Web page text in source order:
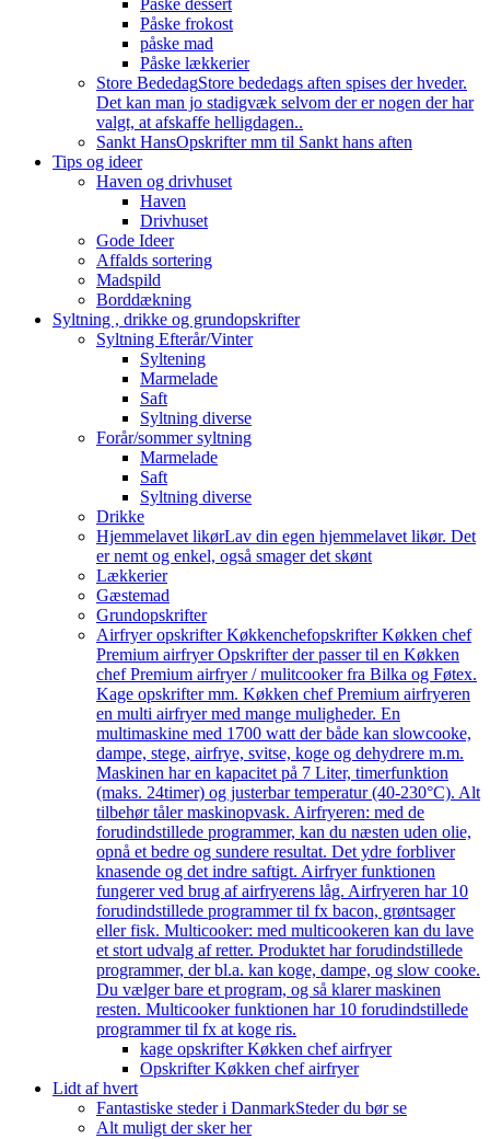
Påske dessert
Påske frokost
påske mad
Påske lækkerier
Store BededagStore bededags aften spises der hveder.
Det kan man jo stadigvæk selvom der er nogen der har
valgt, at afskaffe helligdagen..
Sankt HansOpskrifter mm til Sankt hans aften
Tips og ideer
Haven og drivhuset
Haven
Drivhuset
Gode Ideer
Affalds sortering
Madspild
Borddækning
Syltning , drikke og grundopskrifter
Syltning Efterår/Vinter
Syltening
Marmelade
Saft
Syltning diverse
Forår/sommer syltning
Marmelade
Saft
Syltning diverse
Drikke
Hjemmelavet likørLav din egen hjemmelavet likør. Det
er nemt og enkel, også smager det skønt
Lækkerier
Gæstemad
Grundopskrifter
Airfryer opskrifter Køkkenchefopskrifter Køkken chef
Premium airfryer Opskrifter der passer til en Køkken
chef Premium airfryer / mulitcooker fra Bilka og Føtex.
Kage opskrifter mm. Køkken chef Premium airfryeren
en multi airfryer med mange muligheder. En
multimaskine med 1700 watt der både kan slowcooke,
dampe, stege, airfrye, svitse, koge og dehydrere m.m.
Maskinen har en kapacitet på 7 Liter, timerfunktion
(maks. 24timer) og justerbar temperatur (40-230°C). Alt
tilbehør tåler maskinopvask. Airfryeren: med de
forudindstillede programmer, kan du næsten uden olie,
opnå et bedre og sundere resultat. Det ydre forbliver
knasende og det indre saftigt. Airfryer funktionen
fungerer ved brug af airfryerens låg. Airfryeren har 10
forudindstillede programmer til fx bacon, grøntsager
eller fisk. Multicooker: med multicookeren kan du lave
et stort udvalg af retter. Produktet har forudindstillede
programmer, der bl.a. kan koge, dampe, og slow cooke.
Du vælger bare et program, og så klarer maskinen
resten. Multicooker funktionen har 10 forudindstillede
programmer til fx at koge ris.
kage opskrifter Køkken chef airfryer
Opskrifter Køkken chef airfryer
Lidt af hvert
Fantastiske steder i DanmarkSteder du bør se
Alt muligt der sker her